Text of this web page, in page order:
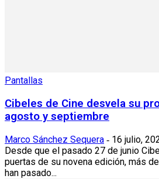
Pantallas
Cibeles de Cine desvela su
agosto y septiembre
Marco Sánchez Sequera - 16 julio,
Desde que el pasado 27 de junio
puertas de su novena edición, más
han pasado...